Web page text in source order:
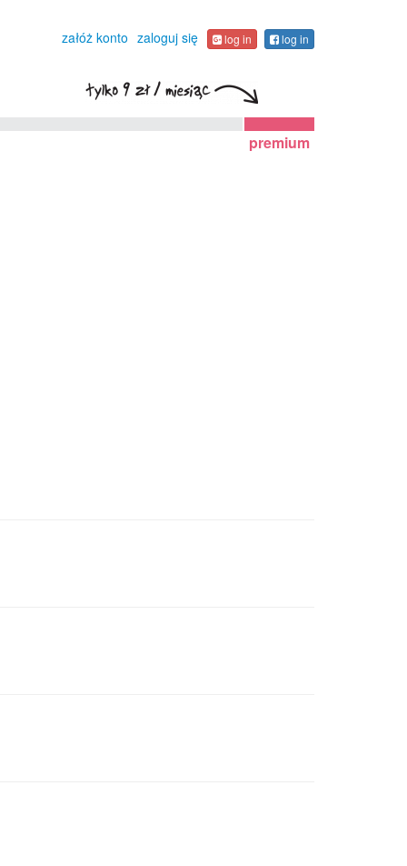
załóż konto zaloguj się log in log in
premium